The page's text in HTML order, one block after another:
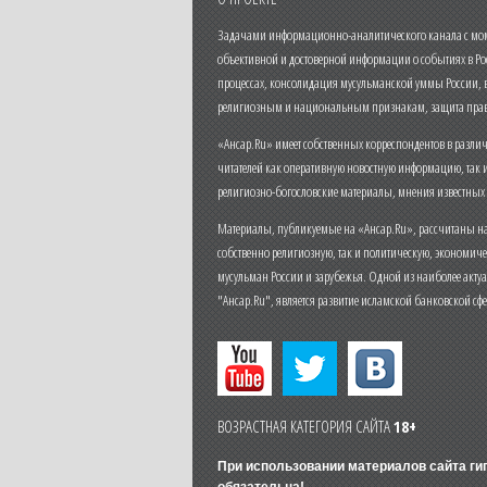
Задачами информационно-аналитического канала с
объективной и достоверной информации о событиях в
процессах, консолидация мусульманской уммы
религиозным и национальным признакам, защита
«Ансар.Ru» имеет собственных корреспондентов в
читателей как оперативную новостную информацию, так
религиозно-богословские материалы, мнения
Материалы, публикуемые на «Ансар.Ru», рассчитаны
собственно религиозную, так и политическую,
мусульман России и зарубежья. Одной из наиболее
"Ансар.Ru", является развитие исламской банковской
ВОЗРАСТНАЯ КАТЕГОРИЯ САЙТА18+
При использовании материалов сайта